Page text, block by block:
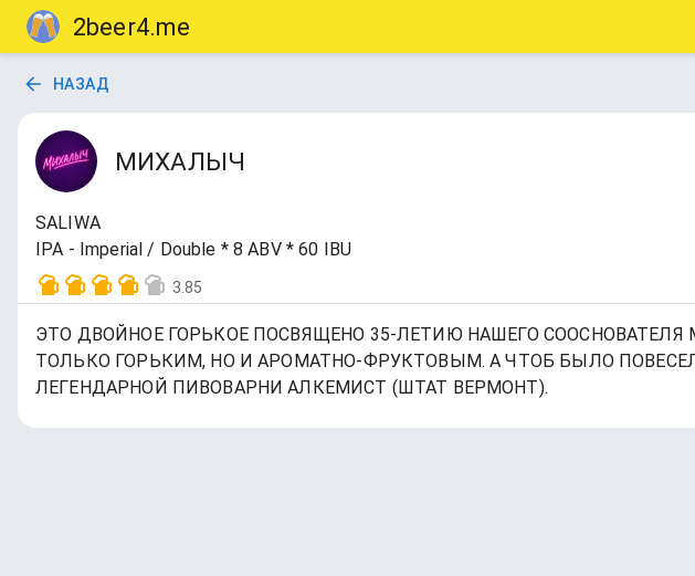
2beer4.me
НАЗАД
МИХАЛЫЧ
SALIWA
IPA - Imperial / Double * 8 ABV * 60 IBU
3.85
ЭТО ДВОЙНОЕ ГОРЬКОЕ ПОСВЯЩЕНО 35-ЛЕТИЮ НАШЕГО
ТОЛЬКО ГОРЬКИМ, НО И АРОМАТНО-ФРУКТОВЫМ. А ЧТОБ БЫЛО
ЛЕГЕНДАРНОЙ ПИВОВАРНИ АЛКЕМИСТ (ШТАТ ВЕРМОНТ).